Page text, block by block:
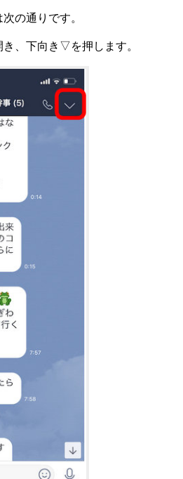
の通りです。
き、下向き▽を押します。